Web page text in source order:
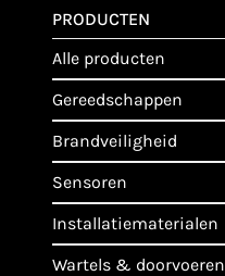
PRODUCTEN
alle producten
gereedschappen
brandveiligheid
sensoren
installatiematerialen
wartels & doorvoeren